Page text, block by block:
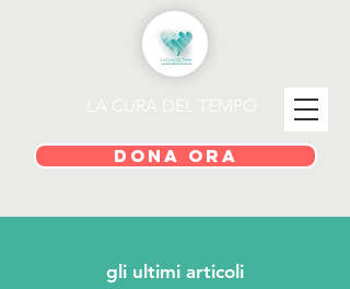
DONA ORA
gli ultimi articoli